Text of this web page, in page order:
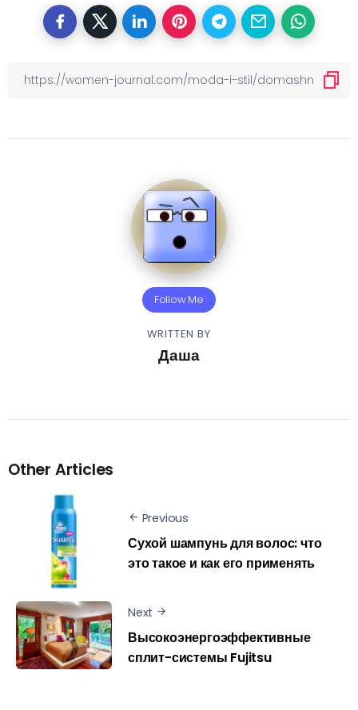
Follow Me
WRITTEN BY
Даша
Other Articles
Previous
Сухой шампунь для волос: что
это такое и как его применять
Next
Высокоэнергоэффективные
сплит-системы Fujitsu